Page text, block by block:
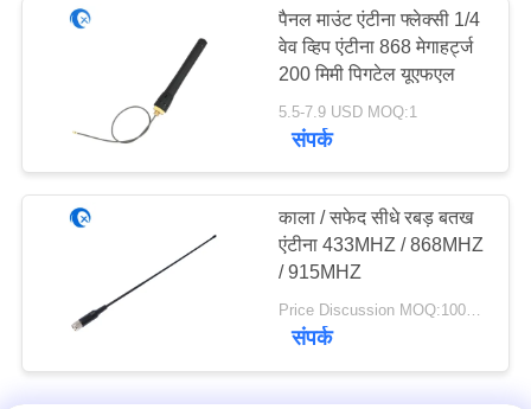
पैनल माउंट एंटीना फ्लेक्सी 1/4
वेव व्हिप एंटीना 868 मेगाहर्ट्ज
200 मिमी पिगटेल यूएफएल
5.5-7.9 USD MOQ:1
संपर्क
काला / सफेद सीधे रबड़ बतख
एंटीना 433MHZ / 868MHZ
/ 915MHZ
Price Discussion MOQ:100PCS
संपर्क